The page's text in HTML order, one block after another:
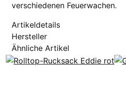
verschiedenen Feuerwachen.
Artikeldetails
Hersteller
Ähnliche Artikel